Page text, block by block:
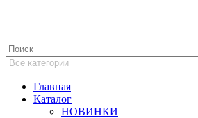
Главная
Каталог
НОВИНКИ